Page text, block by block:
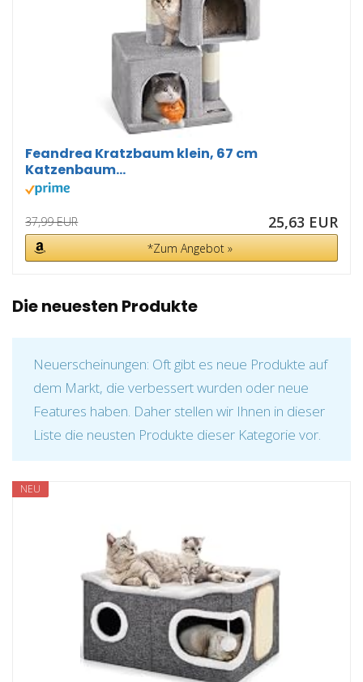
Feandrea Kratzbaum klein, 67 cm
Katzenbaum...
37,99 EUR 25,63 EUR
*Zum Angebot »
Die neuesten Produkte
Neuerscheinungen: Oft gibt es neue Produkte auf
dem Markt, die verbessert wurden oder neue
Features haben. Daher stellen wir Ihnen in dieser
Liste die neusten Produkte dieser Kategorie vor.
NEU